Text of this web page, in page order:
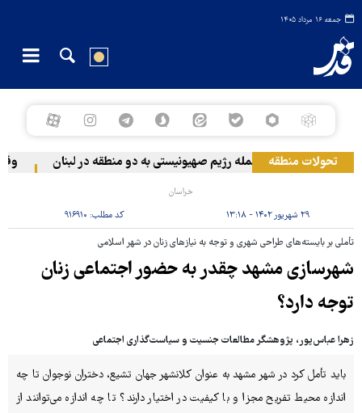
جمعه ۱۶ مرداد ۱۴۰۵
تحولات منطقهحمله رژیم صهیونیستی به دو منطقه در لبنان
خراسان
۲۹ شهریور ۱۴۰۲ - ۱۳:۱۸ کد مطلب: ۹۱۶۹۱۰
تأملی بر بایسته‌های طراحی شهری و توجه به نیازهای زنان در شهر اسلامی
شهرسازی مشهد چقدر به حضور اجتماعی زنان
توجه دارد؟
زهرا عباس‌پور، پژوهشگر مطالعات جنسیت و سیاست‌گذاری اجتماعی
باید تأمل کرد در شهر مشهد به عنوان کلانشهر جهان تشیع، دختران نوجوان تا چه
اندازه محیط تفریح مجزا و با کیفیت در اختیار دارند؟ تا چه اندازه می‌توانند از